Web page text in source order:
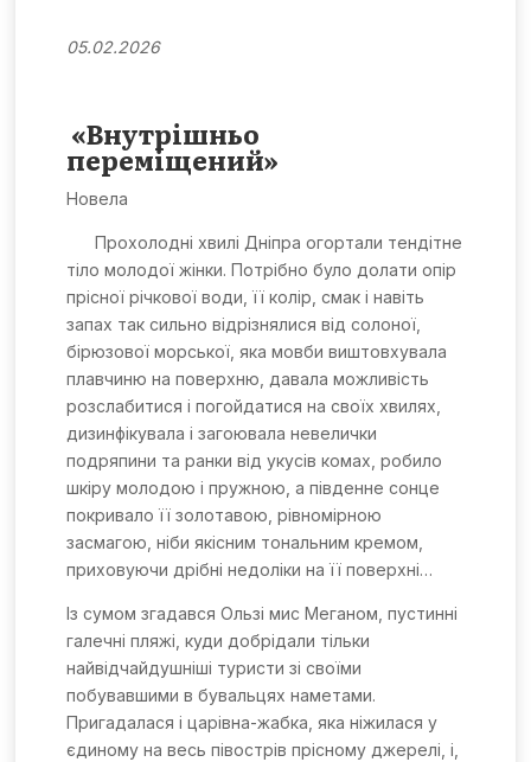
05.02.2026
«Внутрішньо
переміщений»
Новела
Прохолодні хвилі Дніпра огортали тендітне
тіло молодої жінки. Потрібно було долати опір
прісної річкової води, її колір, смак і навіть
запах так сильно відрізнялися від солоної,
бірюзової морської, яка мовби виштовхувала
плавчиню на поверхню, давала можливість
розслабитися і погойдатися на своїх хвилях,
дизинфікувала і загоювала невелички
подряпини та ранки від укусів комах, робило
шкіру молодою і пружною, а південне сонце
покривало її золотавою, рівномірною
засмагою, ніби якісним тональним кремом,
приховуючи дрібні недоліки на її поверхні…
Із сумом згадався Ользі мис Меганом, пустинні
галечні пляжі, куди добрідали тільки
найвідчайдушніші туристи зі своїми
побувавшими в бувальцях наметами.
Пригадалася і царівна-жабка, яка ніжилася у
єдиному на весь півострів прісному джерелі, і,